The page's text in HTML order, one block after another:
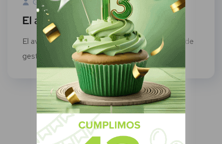
Green Know 11 Agosto, 2022
El avance de los LMS en México
El avance de los LMS en México Los sistemas de
gestión de aprendizaje a...